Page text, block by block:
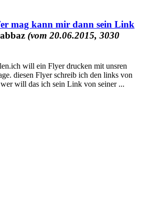
mag kann mir dann sein Link
(vom 20.06.2015, 3030
will ein Flyer drucken mit unsren
diesen Flyer schreib ich den links von
will das ich sein Link von seiner ...